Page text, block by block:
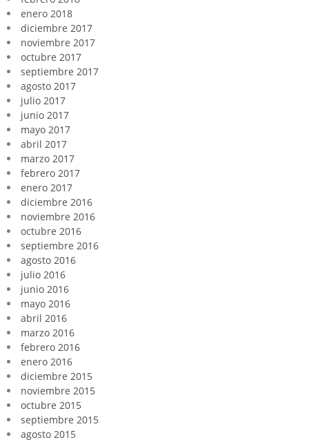
enero 2018
diciembre 2017
noviembre 2017
octubre 2017
septiembre 2017
agosto 2017
julio 2017
junio 2017
mayo 2017
abril 2017
marzo 2017
febrero 2017
enero 2017
diciembre 2016
noviembre 2016
octubre 2016
septiembre 2016
agosto 2016
julio 2016
junio 2016
mayo 2016
abril 2016
marzo 2016
febrero 2016
enero 2016
diciembre 2015
noviembre 2015
octubre 2015
septiembre 2015
agosto 2015